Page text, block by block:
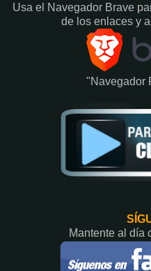
Usa el Navegador Brave
de los enlaces y
"Navegador
Mantente al día